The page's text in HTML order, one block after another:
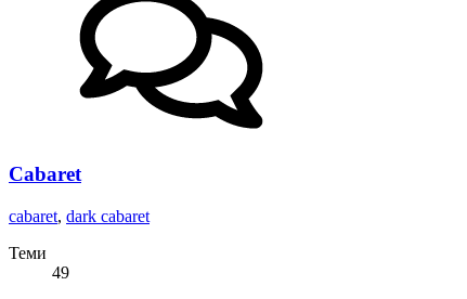
Cabaret
cabaret, dark cabaret
Теми
49